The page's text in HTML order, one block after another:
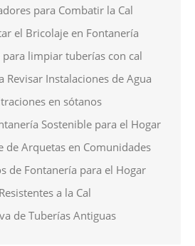
para Combatir la Cal
el Bricolaje en Fontanería
para limpiar tuberías con cal
Revisar Instalaciones de Agua
en sótanos
Sostenible para el Hogar
de Arquetas en Comunidades
de Fontanería para el Hogar
a la Cal
de Tuberías Antiguas